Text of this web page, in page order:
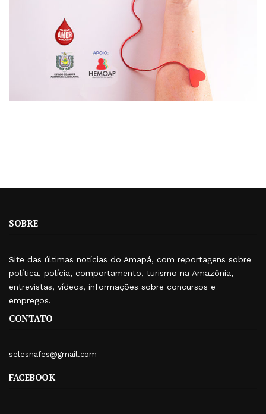
SOBRE
Site das últimas notícias do Amapá, com reportagens sobre
política, polícia, comportamento, turismo na Amazônia,
entrevistas, vídeos, informações sobre concursos e
empregos.
CONTATO
selesnafes@gmail.com
FACEBOOK